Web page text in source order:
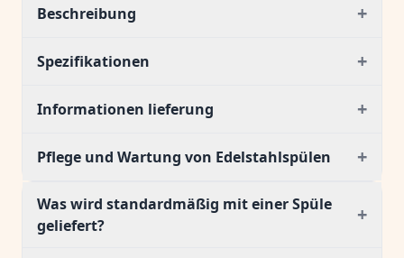
Beschreibung +
Spezifikationen +
Informationen lieferung +
Pflege und Wartung von Edelstahlspülen +
Was wird standardmäßig mit einer Spüle
geliefert?
+